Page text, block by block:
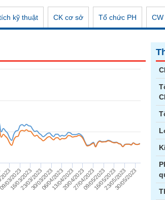
kỹ thuật CK cơ sở Tổ chức PH
03/2023
16/03/2023
23/03/2023
30/03/2023
06/04/2023
13/04/2023
20/04/2023
27/04/2023
09/05/2023
16/05/2023
23/05/2023
30/05/2023